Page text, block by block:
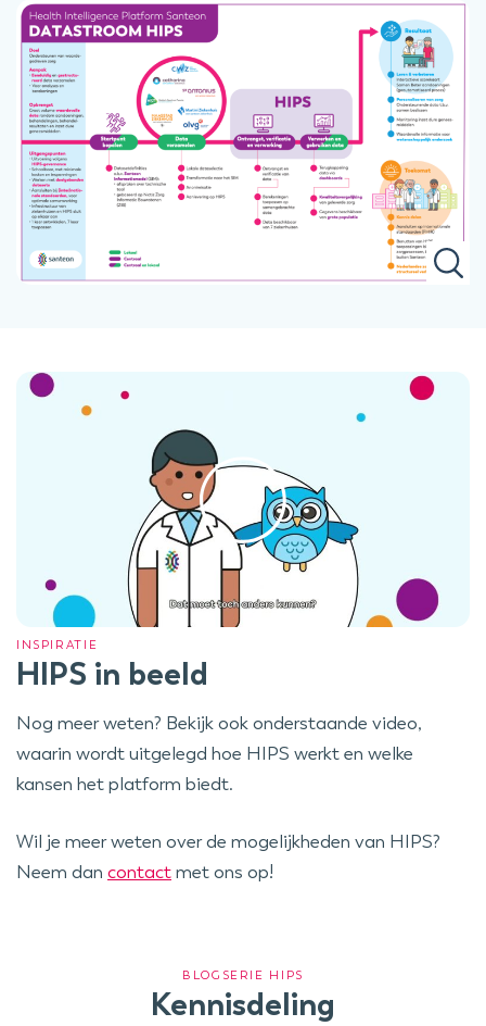
INSPIRATIE
HIPS in beeld
Nog meer weten? Bekijk ook onderstaande video,
waarin wordt uitgelegd hoe HIPS werkt en welke
kansen het platform biedt.
Wil je meer weten over de mogelijkheden van HIPS?
Neem dan contact met ons op!
BLOGSERIE HIPS
Kennisdeling